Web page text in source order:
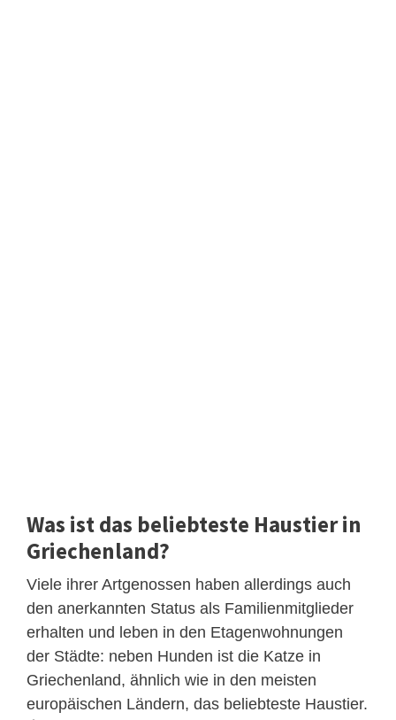
Was ist das beliebteste Haustier in
Griechenland?
Viele ihrer Artgenossen haben allerdings auch
den anerkannten Status als Familienmitglieder
erhalten und leben in den Etagenwohnungen
der Städte: neben Hunden ist die Katze in
Griechenland, ähnlich wie in den meisten
europäischen Ländern, das beliebteste Haustier.